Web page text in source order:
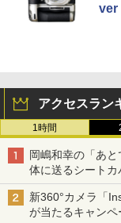
ver
アクセスラン
1時間
岡嶋和幸の「あ
体に送るシート
新360°カメラ「
が当たるキャンペ